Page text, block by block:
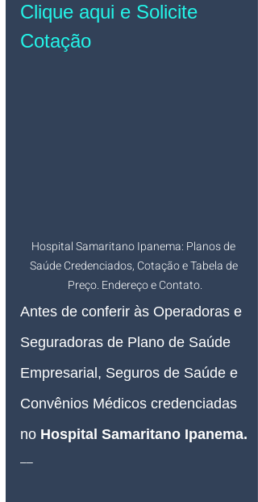
Clique aqui e Solicite
Cotação
Hospital Samaritano Ipanema: Planos de
Saúde Credenciados, Cotação e Tabela de
Preço. Endereço e Contato.
Antes de conferir às Operadoras e
Seguradoras de Plano de Saúde
Empresarial, Seguros de Saúde e
Convênios Médicos credenciadas
no Hospital Samaritano Ipanema.
__